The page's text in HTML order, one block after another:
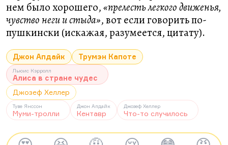
нем было хорошего,«прелесть легкого движенья,
чувство неги и стыда», вот если говорить по-
пушкински (искажая, разумеется, цитату).
Джон Апдайк Трумэн Капоте
Льюис Кэрролл
Алиса в стране чудес
Джозеф Хеллер
Туве Янссон
Муми-тролли
Джон Апдайк
Кентавр
Джозеф Хеллер
Что-то случилось